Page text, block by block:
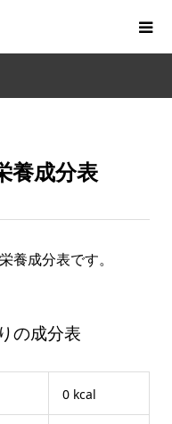
養成分表
養成分表です。
の成分表
0 kcal